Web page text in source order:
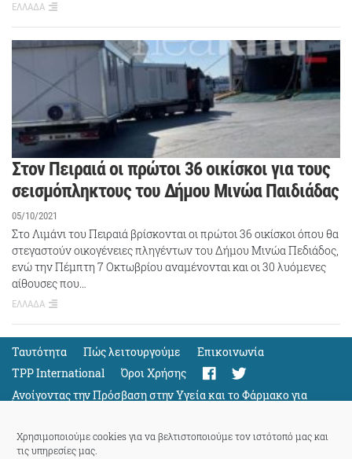
Χρησιμοποιούμε cookies για να βελτιστοποιούμε τον ιστότοπό μας και
τις υπηρεσίες μας.
ΕΛΛΑΔΑ
Στον Πειραιά οι πρώτοι 36 οικίσκοι για τους
σεισμόπληκτους του Δήμου Μινώα Παιδιάδας
05/10/2021
Στο Λιμάνι του Πειραιά βρίσκονται οι πρώτοι 36 οικίσκοι όπου θα
στεγαστούν οικογένειες πληγέντων του Δήμου Μινώα Πεδιάδος,
ενώ την Πέμπτη 7 Οκτωβρίου αναμένονται και οι 30 λυόμενες
αίθουσες που…
ΕΛΛΑΔΑ
Ταυτότητα Πώς λειτουργούμε
Eπικοινωνία
TPP International
Όροι Χρήσης
Ανοίγοντας την Πρόσβαση στην Υγεία και το Φάρμακο για
Όλους
Support